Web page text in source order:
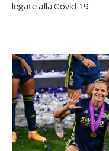
legate alla Covid-19.